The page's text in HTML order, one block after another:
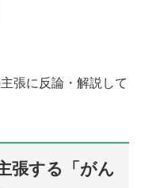
張に反論・解説して
張する「がん